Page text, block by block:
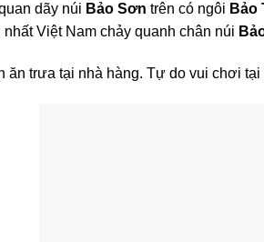
dãy núi Bảo Sơn trên có ngôi Bảo
nhất Việt Nam chảy quanh chân núi
ăn trưa tại nhà hàng. Tự do vui chơi tại